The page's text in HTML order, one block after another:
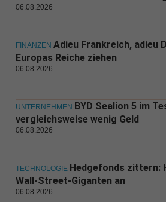
06.08.2026
FINANZEN Adieu Frankreich, adieu
Europas Reiche ziehen
06.08.2026
UNTERNEHMEN BYD Sealion 5 im
vergleichsweise wenig Geld
06.08.2026
TECHNOLOGIE Hedgefonds zittern:
Wall-Street-Giganten an
06.08.2026